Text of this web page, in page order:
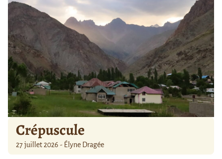
Crépuscule
27 juillet 2026 - Élyne Dragée